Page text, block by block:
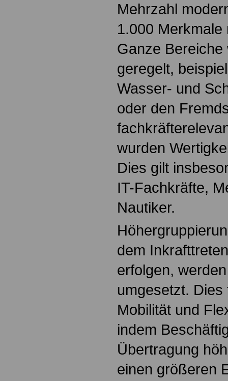
Mehrzahl
1.000
Ganze
geregelt,
Wasser- und
oder den
wurden
Dies gilt
IT-Fachkräfte,
Nautiker.
dem
erfolgen,
umgesetzt.
Mobilität und
indem
Übertragung
einen größeren